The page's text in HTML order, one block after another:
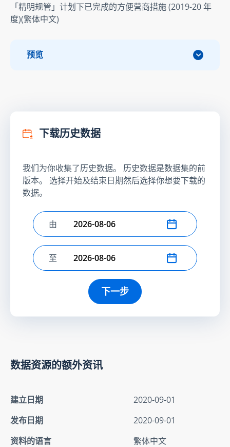
「精明规管」计划下已完成的方便营商措施 (2019-20 年
度)(繁体中文)
预览
下载历史数据
我们为你收集了历史数据。 历史数据是数据集的前
版本。 选择开始及结束日期然后选择你想要下载的
数据。
选择开始日期
由
选择结束日期
至
下一步
数据资源的额外资讯
建立日期
2020-09-01
发布日期
2020-09-01
资料的语言
繁体中文